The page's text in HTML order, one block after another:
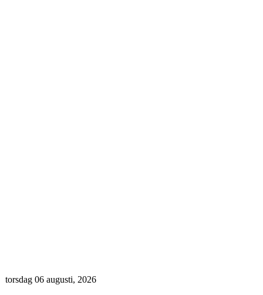
torsdag 06 augusti, 2026